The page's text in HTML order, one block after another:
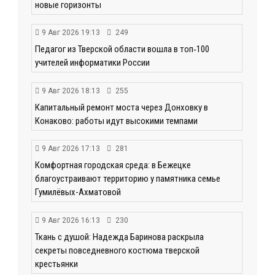
новые горизонты
9 Авг 2026 19:13 249
Педагог из Тверской области вошла в топ‑100
учителей информатики России
9 Авг 2026 18:13 255
Капитальный ремонт моста через Донховку в
Конаково: работы идут высокими темпами
9 Авг 2026 17:13 281
Комфортная городская среда: в Бежецке
благоустраивают территорию у памятника семье
Гумилёвых-Ахматовой
9 Авг 2026 16:13 230
Ткань с душой: Надежда Баринова раскрыла
секреты повседневного костюма тверской
крестьянки